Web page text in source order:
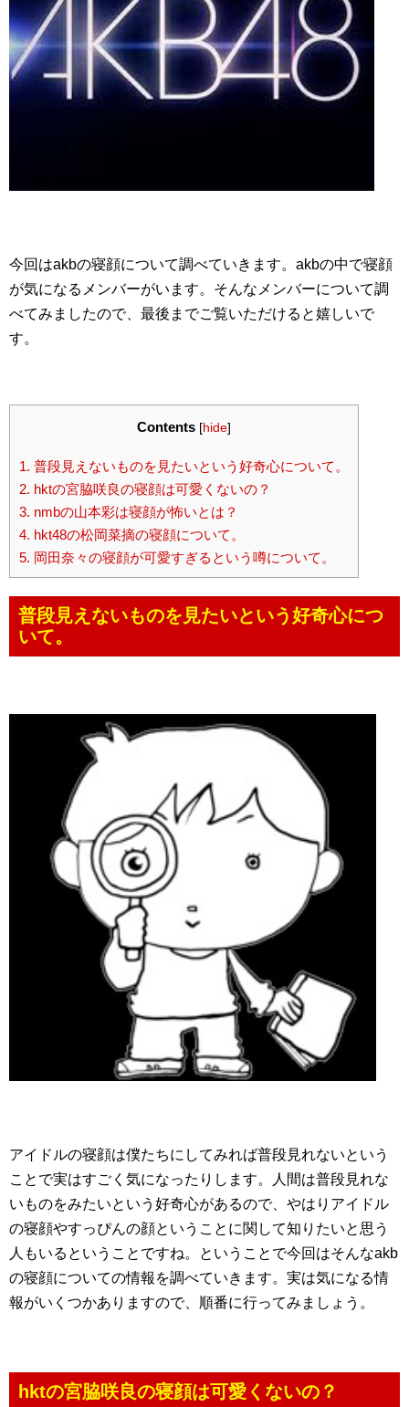
今回はakbの寝顔について調べていきます。akbの中で寝顔
が気になるメンバーがいます。そんなメンバーについて調
べてみましたので、最後までご覧いただけると嬉しいで
す。
Contents [hide]
1. 普段見えないものを見たいという好奇心について。
2. hktの宮脇咲良の寝顔は可愛くないの？
3. nmbの山本彩は寝顔が怖いとは？
4. hkt48の松岡菜摘の寝顔について。
5. 岡田奈々の寝顔が可愛すぎるという噂について。
普段見えないものを見たいという好奇心につ
いて。
アイドルの寝顔は僕たちにしてみれば普段見れないという
ことで実はすごく気になったりします。人間は普段見れな
いものをみたいという好奇心があるので、やはりアイドル
の寝顔やすっぴんの顔ということに関して知りたいと思う
人もいるということですね。ということで今回はそんなakb
の寝顔についての情報を調べていきます。実は気になる情
報がいくつかありますので、順番に行ってみましょう。
hktの宮脇咲良の寝顔は可愛くないの？